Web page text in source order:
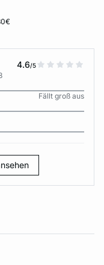
4.6/5
Fällt groß aus